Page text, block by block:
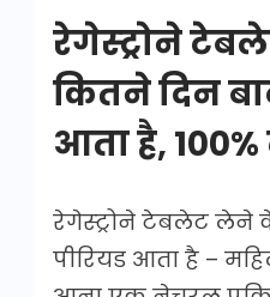
आता
रेगेस्ट्रोने
कितने दिन
आता है,
रेगेस्ट्रोने टेबलेट लेने
पीरियड आता है –